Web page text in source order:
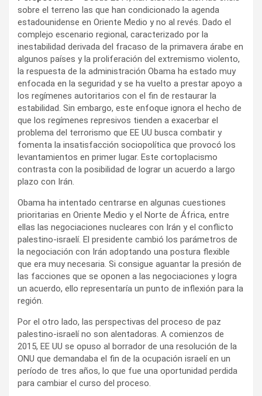
sobre el terreno las que han condicionado la agenda
estadounidense en Oriente Medio y no al revés. Dado el
complejo escenario regional, caracterizado por la
inestabilidad derivada del fracaso de la primavera árabe en
algunos países y la proliferación del extremismo violento,
la respuesta de la administración Obama ha estado muy
enfocada en la seguridad y se ha vuelto a prestar apoyo a
los regímenes autoritarios con el fin de restaurar la
estabilidad. Sin embargo, este enfoque ignora el hecho de
que los regímenes represivos tienden a exacerbar el
problema del terrorismo que EE UU busca combatir y
fomenta la insatisfacción sociopolítica que provocó los
levantamientos en primer lugar. Este cortoplacismo
contrasta con la posibilidad de lograr un acuerdo a largo
plazo con Irán.
Obama ha intentado centrarse en algunas cuestiones
prioritarias en Oriente Medio y el Norte de África, entre
ellas las negociaciones nucleares con Irán y el conflicto
palestino-israelí. El presidente cambió los parámetros de
la negociación con Irán adoptando una postura flexible
que era muy necesaria. Si consigue aguantar la presión de
las facciones que se oponen a las negociaciones y logra
un acuerdo, ello representaría un punto de inflexión para la
región.
Por el otro lado, las perspectivas del proceso de paz
palestino-israelí no son alentadoras. A comienzos de
2015, EE UU se opuso al borrador de una resolución de la
ONU que demandaba el fin de la ocupación israelí en un
período de tres años, lo que fue una oportunidad perdida
para cambiar el curso del proceso.